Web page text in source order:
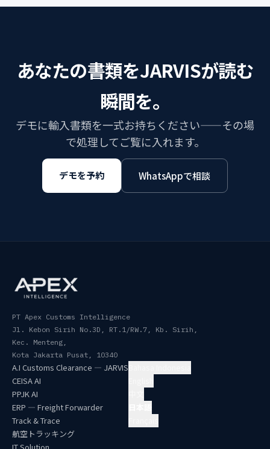
あなたの書類をJARVISが読む
瞬間を。
デモに輸入書類を一式お持ちください——その場
で処理してご覧に入れます。
デモを予約 WhatsAppで相談
PT Apex Customs Intelligence
Jl. Kebon Sirih No.3D, RT.1/RW.7, Kb. Sirih,
Kec. Menteng
Kota Jakarta Pusat
10340
A.I Customs Clearance — JARVIS
CEISA AI
PPJK AI
ERP — Freight Forwarder
Track & Trace
航空トラッキング